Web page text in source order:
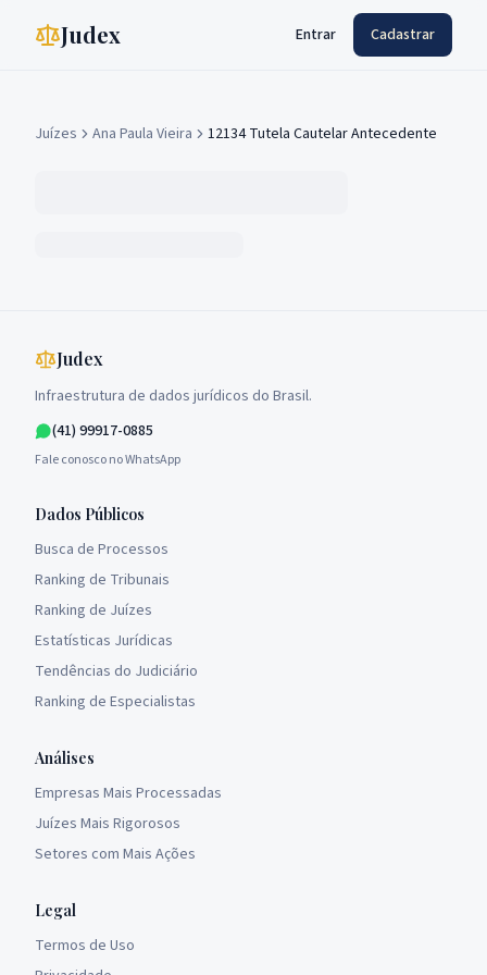
Judex Entrar Cadastrar
Juízes Ana Paula Vieira 12134 Tutela Cautelar Antecedente
Judex
Infraestrutura de dados jurídicos do Brasil.
(41) 99917-0885
Fale conosco no WhatsApp
Dados Públicos
Busca de Processos
Ranking de Tribunais
Ranking de Juízes
Estatísticas Jurídicas
Tendências do Judiciário
Ranking de Especialistas
Análises
Empresas Mais Processadas
Juízes Mais Rigorosos
Setores com Mais Ações
Legal
Termos de Uso